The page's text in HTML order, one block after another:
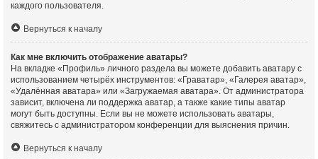
каждого пользователя.
Вернуться к началу
Как мне включить отображение аватары?
На вкладке «Профиль» личного раздела вы можете добавить аватару с
использованием четырёх инструментов: «Граватар», «Галерея аватар»,
«Удалённая аватара» или «Загружаемая аватара». От администратора
зависит, включена ли поддержка аватар, а также какие типы аватар
могут быть доступны. Если вы не можете использовать аватары,
свяжитесь с администратором конференции для выяснения причин.
Вернуться к началу